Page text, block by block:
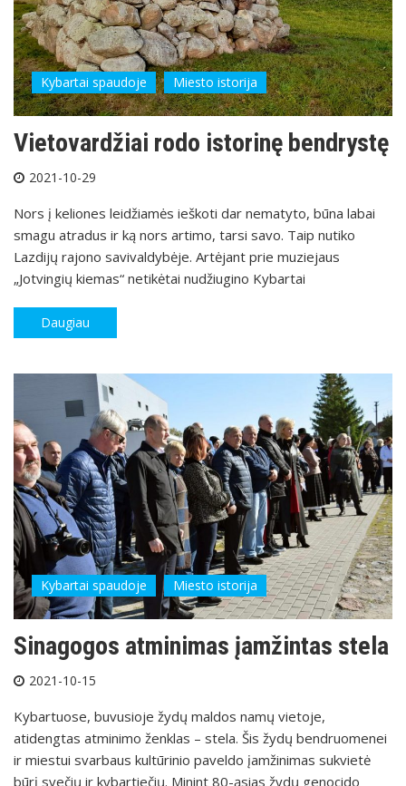
Kybartai spaudoje Miesto istorija
Vietovardžiai rodo istorinę bendrystę
2021-10-29
Nors į keliones leidžiamės ieškoti dar nematyto, būna labai
smagu atradus ir ką nors artimo, tarsi savo. Taip nutiko
Lazdijų rajono savivaldybėje. Artėjant prie muziejaus
„Jotvingių kiemas“ netikėtai nudžiugino Kybartai
Daugiau
Kybartai spaudoje Miesto istorija
Sinagogos atminimas įamžintas stela
2021-10-15
Kybartuose, buvusioje žydų maldos namų vietoje,
atidengtas atminimo ženklas – stela. Šis žydų bendruomenei
ir miestui svarbaus kultūrinio paveldo įamžinimas sukvietė
būrį svečių ir kybartiečių. Minint 80-ąsias žydų genocido